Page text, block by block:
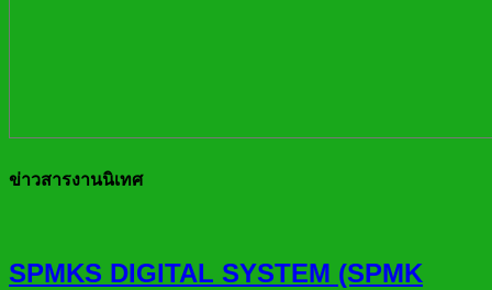
ข่าวสารงานนิเทศ
SPMKS DIGITAL SYSTEM (SPMK